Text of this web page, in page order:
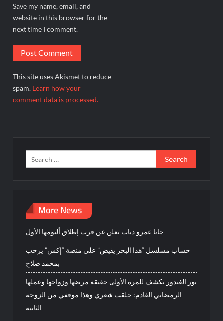
Save my name, email, and
website in this browser for the
next time I comment.
This site uses Akismet to reduce
spam. Learn how your
comment data is processed.
Search
for:
More News
جانا عمرو دياب تعلن عن قرب إطلاق ألبومها الأول
حساب مسلسل “هذا البحر يفيض” على منصة “إكس” يرحب
بمحمد صلاح
نور الغندور تكشف للمرة الأولى حقيقة مرضها وزواجها وعملها
الرمضاني القادم: حلقت شعري وهذا موقفي من الزوجة
الثانية